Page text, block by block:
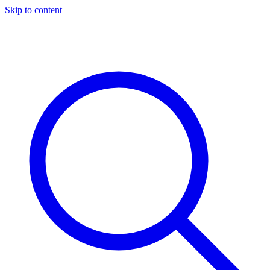
Skip to content